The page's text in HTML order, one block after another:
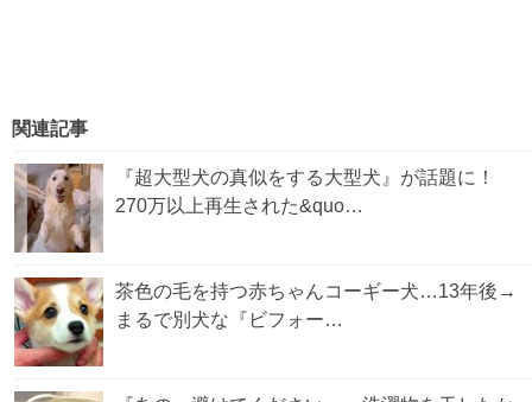
関連記事
『超大型犬の真似をする大型犬』が話題に！
270万以上再生された&quo…
茶色の毛を持つ赤ちゃんコーギー犬…13年後→
まるで別犬な『ビフォー…